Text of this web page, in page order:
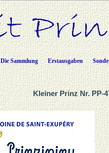
Die Sammlung Erstausgaben
Kleiner Prinz Nr. PP-